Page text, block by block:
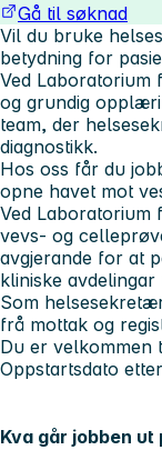
Gå til søknad
Vil du bruke
betydning for
Ved Laboratorium
og grundig
team, der
diagnostikk.
Hos oss får du
opne havet mot
Ved Laboratorium
vevs- og
avgjerande for at
kliniske
Som
frå mottak og
Du er velkommen
Oppstartsdato
Kva går jobben ut